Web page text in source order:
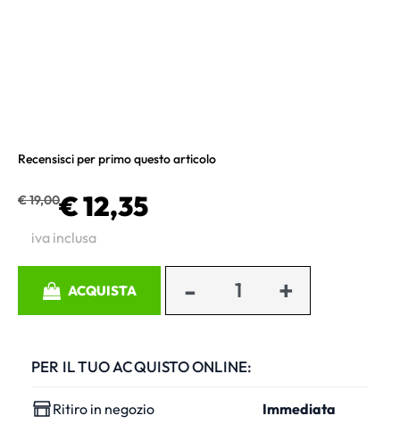
Recensisci per primo questo articolo
€ 19,00€ 12,35
iva inclusa
ACQUISTA
PER IL TUO ACQUISTO ONLINE:
Ritiro in negozio
Immediata